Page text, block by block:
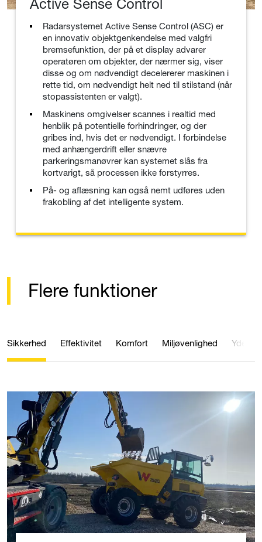
Active Sense Control
Radarsystemet Active Sense Control (ASC) er
en innovativ objektgenkendelse med valgfri
bremsefunktion, der på et display advarer
operatøren om objekter, der nærmer sig, viser
disse og om nødvendigt decelererer maskinen i
rette tid, om nødvendigt helt ned til stilstand (når
stopassistenten er valgt).
Maskinens omgivelser scannes i realtid med
henblik på potentielle forhindringer, og der
gribes ind, hvis det er nødvendigt. I forbindelse
med anhængerdrift eller snævre
parkeringsmanøvrer kan systemet slås fra
kortvarigt, så processen ikke forstyrres.
På- og aflæsning kan også nemt udføres uden
frakobling af det intelligente system.
Flere funktioner
Sikkerhed Effektivitet Komfort Miljøvenlighed Ydelse